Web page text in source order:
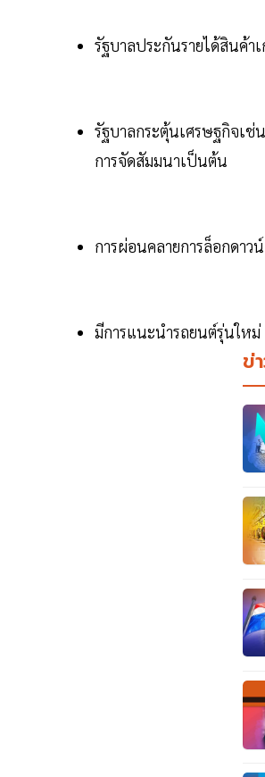
รัฐบาลประกันรายได้สินค้า
รัฐบาลกระตุ้นเศรษฐกิจเช่
การจัดสัมมนาเป็นต้น
การผ่อนคลายการล็อกดาว
มีการแนะนำรถยนต์รุ่นใหม่
ข่